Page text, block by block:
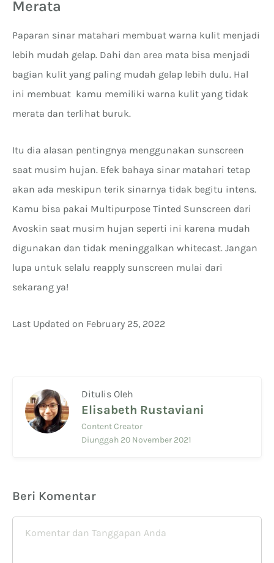
Merata
Paparan sinar matahari membuat warna kulit menjadi
lebih mudah gelap. Dahi dan area mata bisa menjadi
bagian kulit yang paling mudah gelap lebih dulu. Hal
ini membuat kamu memiliki warna kulit yang tidak
merata dan terlihat buruk.
Itu dia alasan pentingnya menggunakan sunscreen
saat musim hujan. Efek bahaya sinar matahari tetap
akan ada meskipun terik sinarnya tidak begitu intens.
Kamu bisa pakai Multipurpose Tinted Sunscreen dari
Avoskin saat musim hujan seperti ini karena mudah
digunakan dan tidak meninggalkan whitecast. Jangan
lupa untuk selalu reapply sunscreen mulai dari
sekarang ya!
Last Updated on February 25, 2022
Ditulis Oleh
Elisabeth Rustaviani
Content Creator
Diunggah 20 November 2021
Beri Komentar